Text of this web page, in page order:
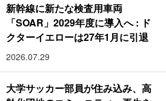
新幹線に新たな検査用車両
「SOAR」2029年度に導入へ : ド
クターイエローは27年1月に引退
2026.07.29
大学サッカー部員が住み込み、高